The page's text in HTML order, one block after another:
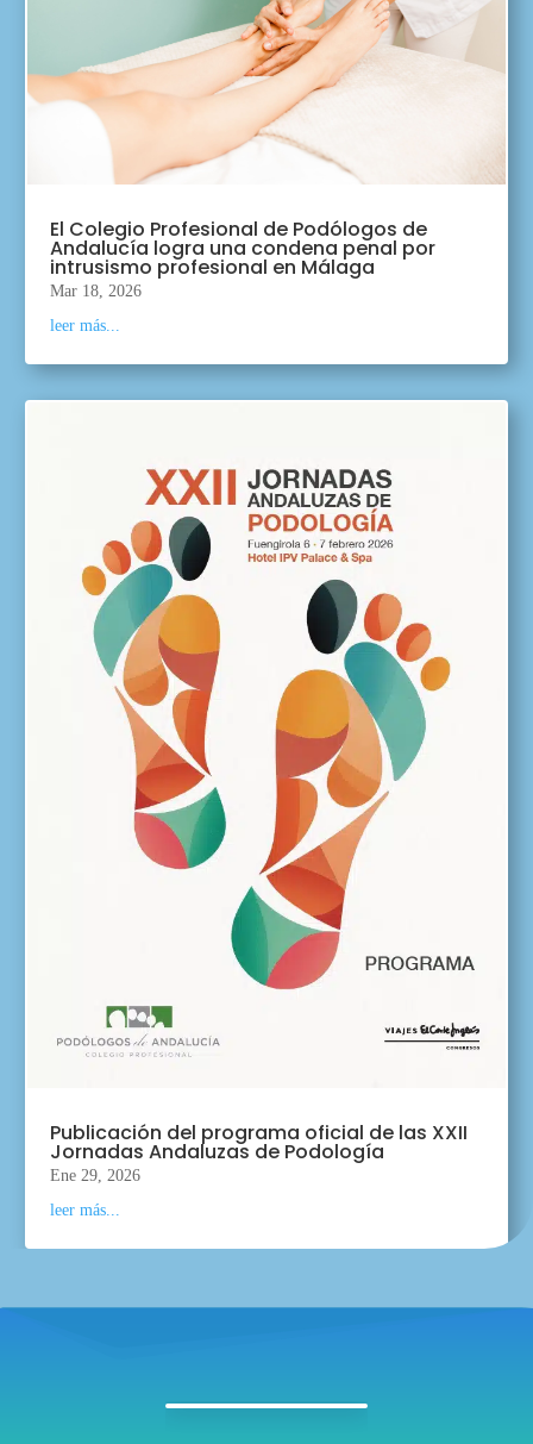
El Colegio Profesional de Podólogos de
Andalucía logra una condena penal por
intrusismo profesional en Málaga
Mar 18, 2026
leer más...
Publicación del programa oficial de las XXII
Jornadas Andaluzas de Podología
Ene 29, 2026
leer más...